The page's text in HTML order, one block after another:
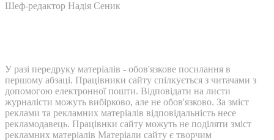
Шеф-редактор Надія Сеник
У разі передруку матеріалів - обов'язкове посилання в
першому абзаці. Працівники сайту спілкується з читачами з
допомогою електронної пошти. Відповідати на листи
журналісти можуть вибірково, але не обов'язково. За зміст
реклами та рекламних матеріалів відповідальність несе
рекламодавець. Працівнки сайту можуть не поділяти зміст
рекламних матеріалів Матеріали сайту є творчим